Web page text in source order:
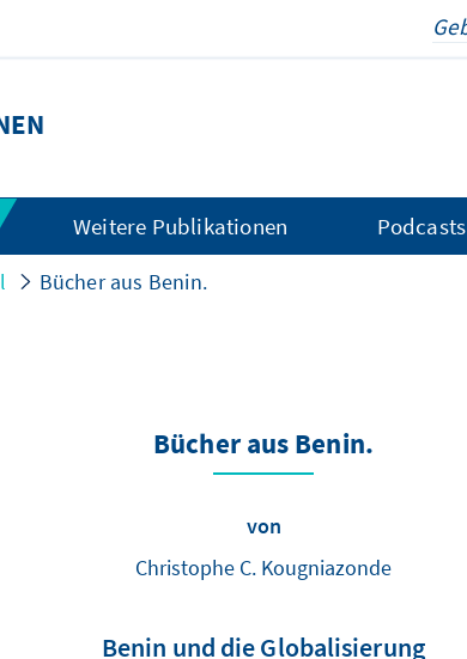
Weitere Publikationen Podcasts
Bücher aus Benin.
Bücher aus Benin.
von
Christophe C. Kougniazonde
Benin und die Globalisierung